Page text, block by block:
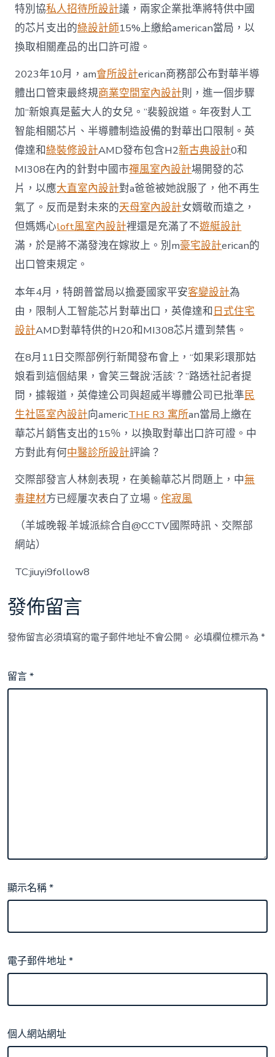
特別協私人招待所設計議，兩家企業批準將特供中國
的芯片支出的綠設計師15%上繳給american當局，以
換取相關產品的出口許可證。
2023年10月，am會所設計erican商務部公布對華半導
體出口管束最終規商業空間室內設計則，進一個步驟
加“新娘真是藍大人的女兒。”裴毅說道。年夜對人工
智能相關芯片、半導體制造設備的對華出口限制。英
偉達和綠裝修設計AMD發布包含H2新古典設計0和
MI308在內的針對中國市禪風室內設計場開發的芯
片，以應大直室內設計對a爸爸被她說服了，他不再生
氣了。反而是對未來的天母室內設計女婿敬而遠之，
但媽媽心loft風室內設計裡還是充滿了不遊艇設計
滿，於是將不滿發洩在嫁妝上。別m豪宅設計erican的
出口管束規定。
本年4月，特朗普當局以擔憂國家平安客變設計為
由，限制人工智能芯片對華出口，英偉達和日式住宅
設計AMD對華特供的H20和MI308芯片遭到禁售。
在8月11日交際部例行新聞發布會上，“如果彩環那姑
娘看到這個結果，會笑三聲說‘活該’？”路透社記者提
問，據報道，英偉達公司與超威半導體公司已批準民
生社區室內設計向americTHE R3 寓所an當局上繳在
華芯片銷售支出的15％，以換取對華出口許可證。中
方對此有何中醫診所設計評論？
交際部發言人林劍表現，在美輸華芯片問題上，中無
毒建材方已經屢次表白了立場。侘寂風
（羊城晚報·羊城派綜合自@CCTV國際時訊、交際部
網站）
TC:jiuyi9follow8
發佈留言
發佈留言必須填寫的電子郵件地址不會公開。 必填欄位標示為*
留言*
顯示名稱*
電子郵件地址*
個人網站網址